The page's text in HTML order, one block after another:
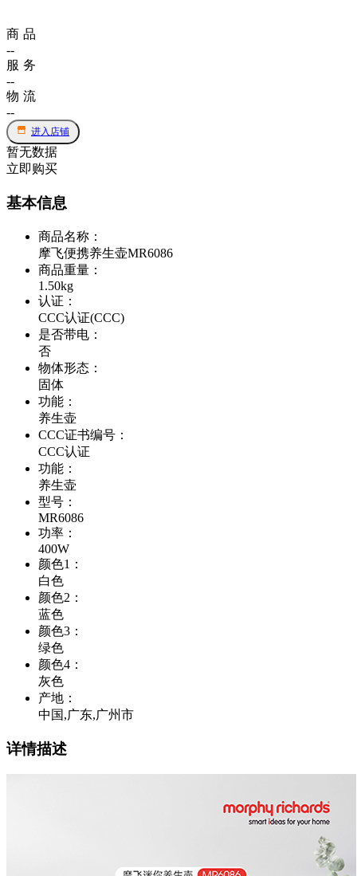
商品
--
服务
--
物流
--
进入店铺
暂无数据
立即购买
基本信息
商品名称 ：
摩飞便携养生壶MR6086
商品重量 ：
1.50kg
认证 ：
CCC认证(CCC)
是否带电 ：
否
物体形态 ：
固体
功能 ：
养生壶
CCC证书编号 ：
CCC认证
功能 ：
养生壶
型号 ：
MR6086
功率 ：
400W
颜色1 ：
白色
颜色2 ：
蓝色
颜色3 ：
绿色
颜色4 ：
灰色
产地 ：
中国,广东,广州市
详情描述